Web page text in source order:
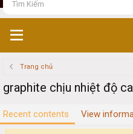
Trang chủ
graphite chịu nhiệt độ
Recent contents View